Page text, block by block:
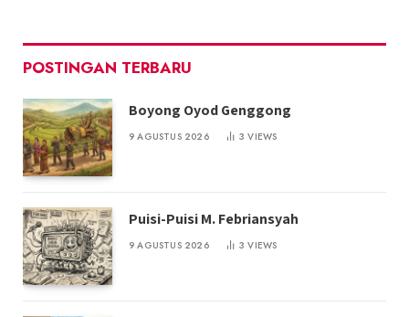
POSTINGAN TERBARU
Boyong Oyod Genggong
9 AGUSTUS 2026 3VIEWS
Puisi-Puisi M. Febriansyah
9 AGUSTUS 2026 3VIEWS